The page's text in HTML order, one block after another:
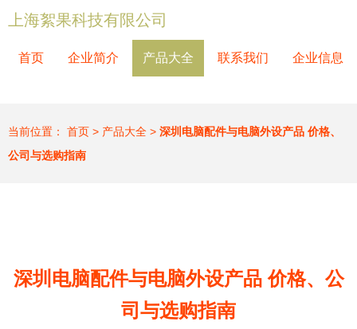
上海絮果科技有限公司
首页 企业简介 产品大全 联系我们 企业信息
当前位置： 首页 > 产品大全 > 深圳电脑配件与电脑外设产品 价格、
公司与选购指南
深圳电脑配件与电脑外设产品 价格、公
司与选购指南